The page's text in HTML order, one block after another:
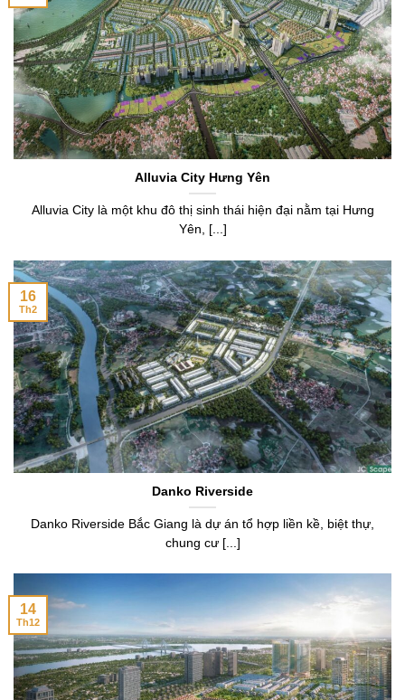
Alluvia City Hưng Yên
Alluvia City là một khu đô thị sinh thái hiện đại nằm tại Hưng
Yên, [...]
Danko Riverside
Danko Riverside Bắc Giang là dự án tổ hợp liền kề, biệt thự,
chung cư [...]
16
Th2
14
Th12